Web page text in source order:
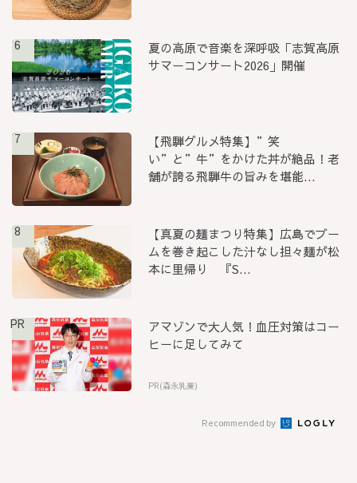
6
夏の高原で音楽を深呼吸「志賀高原
サマーコンサート2026」開催
7
【飛騨グルメ特集】”笑
い”と”牛”をかけた丼が絶品！老
舗が誇る飛騨牛の旨みを堪能...
8
【真夏の麺まつり特集】広島でブー
ムを巻き起こした汁なし担々麺が松
本に里帰り 『S...
PR
アマゾンで大人気！血圧対策はコー
ヒーに足してみて
PR(森永乳業)
Recommended by